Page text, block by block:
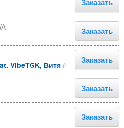
Заказать
Заказать
VibeTGK, Витя АК and Jahmal
Заказать
Заказать
Заказать